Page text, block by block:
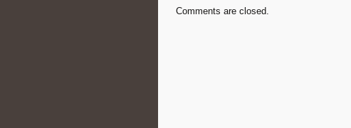
Comments are closed.